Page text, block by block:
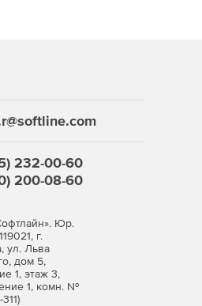
232-00-60
200-08-60
Юр.
г.
ул. Льва
дом 5,
1, этаж 3,
1, комн. №